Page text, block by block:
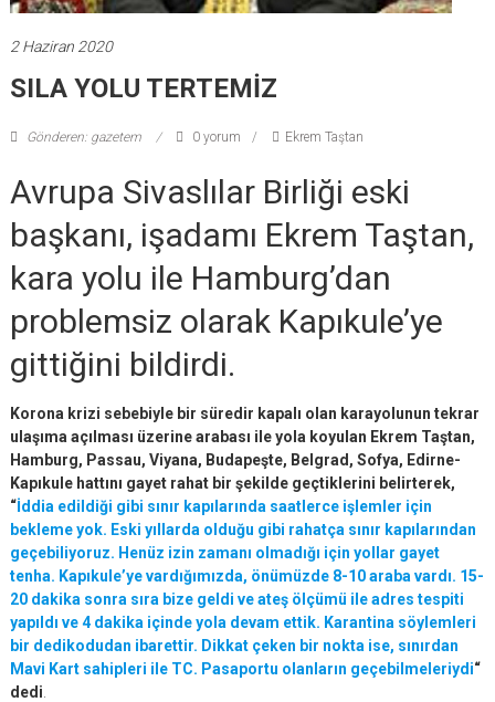
2 Haziran 2020
SILA YOLU TERTEMİZ
Gönderen: gazetem 0 yorum Ekrem Taştan
Avrupa Sivaslılar Birliği eski
başkanı, işadamı Ekrem Taştan,
kara yolu ile Hamburg’dan
problemsiz olarak Kapıkule’ye
gittiğini bildirdi.
Korona krizi sebebiyle bir süredir kapalı olan karayolunun tekrar
ulaşıma açılması üzerine arabası ile yola koyulan Ekrem Taştan,
Hamburg, Passau, Viyana, Budapeşte, Belgrad, Sofya, Edirne-
Kapıkule hattını gayet rahat bir şekilde geçtiklerini belirterek,
“İddia edildiği gibi sınır kapılarında saatlerce işlemler için
bekleme yok. Eski yıllarda olduğu gibi rahatça sınır kapılarından
geçebiliyoruz. Henüz izin zamanı olmadığı için yollar gayet
tenha. Kapıkule’ye vardığımızda, önümüzde 8-10 araba vardı. 15-
20 dakika sonra sıra bize geldi ve ateş ölçümü ile adres tespiti
yapıldı ve 4 dakika içinde yola devam ettik. Karantina söylemleri
bir dedikodudan ibarettir. Dikkat çeken bir nokta ise, sınırdan
Mavi Kart sahipleri ile TC. Pasaportu olanların geçebilmeleriydi“
dedi.